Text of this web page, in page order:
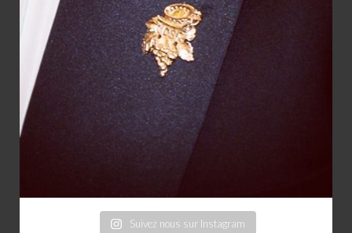
Suivez nous sur Instagram